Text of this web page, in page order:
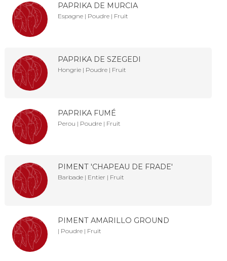
PAPRIKA DE MURCIA
Espagne | Poudre | Fruit
PAPRIKA DE SZEGEDI
Hongrie | Poudre | Fruit
PAPRIKA FUMÉ
Perou | Poudre | Fruit
PIMENT 'CHAPEAU DE FRADE'
Barbade | Entier | Fruit
PIMENT AMARILLO GROUND
| Poudre | Fruit